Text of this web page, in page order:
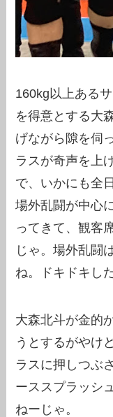
160kg以上ある
を得意とする大
げながら隙を伺
ラスが奇声を上
で、いかにも全
場外乱闘が中心
ってきて、観客
じゃ。場外乱闘
ね。ドキドキし
大森北斗が金的
うとするがやけ
ラスに押しつぶ
ーススプラッシ
ねーじゃ。